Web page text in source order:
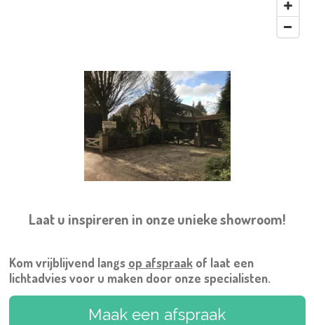
Laat u inspireren in onze unieke showroom!
Kom vrijblijvend langs op afspraakof laat een
lichtadvies voor u maken door onze specialisten.
Maak een afspraak